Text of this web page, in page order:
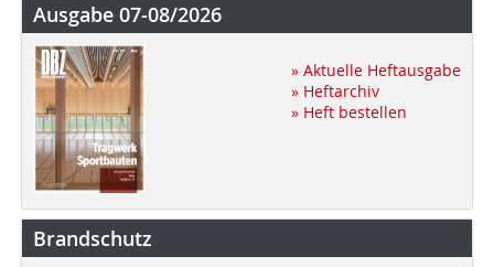
Ausgabe 07-08/2026
» Aktuelle Heftausgabe
» Heftarchiv
» Heft bestellen
Brandschutz